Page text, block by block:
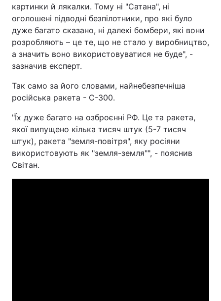
картинки й лякалки. Тому ні "Сатана", ні
оголошені підводні безпілотники, про які було
дуже багато сказано, ні далекі бомбери, які вони
розробляють – це те, що не стало у виробництво,
а значить воно використовуватися не буде", -
зазначив експерт.
Так само за його словами, найнебезпечніша
російська ракета - С-300.
"Їх дуже багато на озброєнні РФ. Це та ракета,
якої випущено кілька тисяч штук (5-7 тисяч
штук), ракета "земля-повітря", яку росіяни
використовують як "земля-земля"", - пояснив
Світан.